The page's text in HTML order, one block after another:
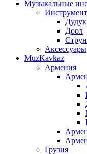
Музыкальные
Доол
Аксессуары
MuzKavkaz
Армения
Грузия